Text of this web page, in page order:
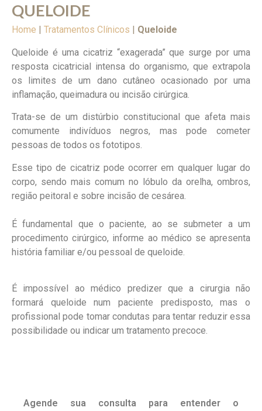
QUELOIDE
Home | Tratamentos Clínicos | Queloide
Queloide é uma cicatriz “exagerada” que surge por uma
resposta cicatricial intensa do organismo, que extrapola
os limites de um dano cutâneo ocasionado por uma
inflamação, queimadura ou incisão cirúrgica.
Trata-se de um distúrbio constitucional que afeta mais
comumente indivíduos negros, mas pode cometer
pessoas de todos os fototipos.
Esse tipo de cicatriz pode ocorrer em qualquer lugar do
corpo, sendo mais comum no lóbulo da orelha, ombros,
região peitoral e sobre incisão de cesárea.
É fundamental que o paciente, ao se submeter a um
procedimento cirúrgico, informe ao médico se apresenta
história familiar e/ou pessoal de queloide.
É impossível ao médico predizer que a cirurgia não
formará queloide num paciente predisposto, mas o
profissional pode tomar condutas para tentar reduzir essa
possibilidade ou indicar um tratamento precoce.
Agende sua consulta para entender o